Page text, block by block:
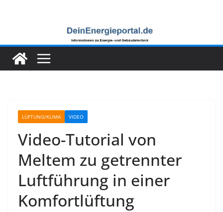
LÜFTUNG/KLIMA VIDEO
Video-Tutorial von
Meltem zu getrennter
Luftführung in einer
Komfortlüftung